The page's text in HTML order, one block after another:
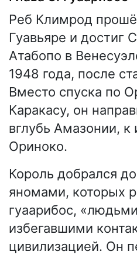
Реб Климрод
Гуавьяре и достиг
Атабопо в
1948 года, после
Вместо спуска по
Каракасу, он
вглубь Амазонии, к
Ориноко.
Король добрался
яномами, которых
гуаарибос,
избегавшими
цивилизацией. Он